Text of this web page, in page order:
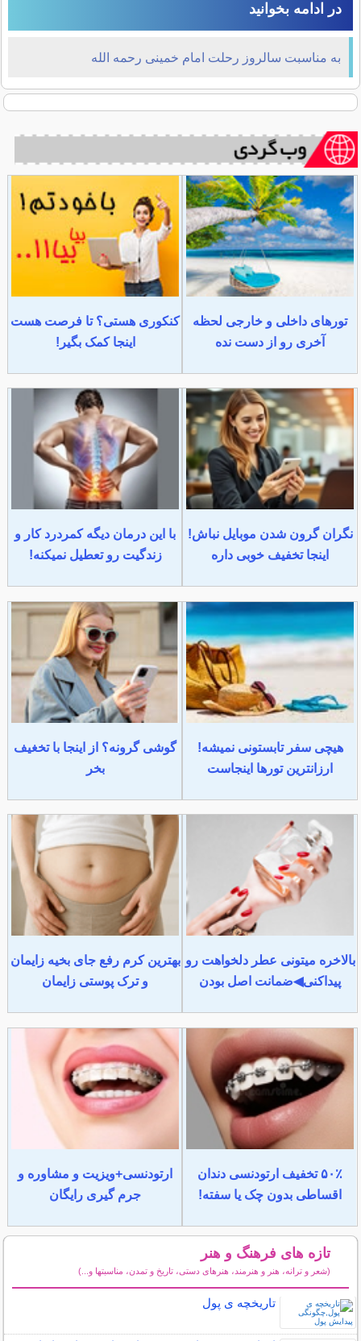
در ادامه بخوانید
به مناسبت سالروز رحلت امام خمینی رحمه الله
تورهای داخلی و خارجی لحظه
آخری رو از دست نده
کنکوری هستی؟ تا فرصت هست
اینجا کمک بگیر!
نگران گرون شدن موبایل نباش!
اینجا تخفیف خوبی داره
با این درمان دیگه کمردرد کار و
زندگیت رو تعطیل نمیکنه!
هیچی سفر تابستونی نمیشه!
ارزانترین تورها اینجاست
گوشی گرونه؟ از اینجا با تخغیف
بخر
بالاخره میتونی عطر دلخواهت رو
پیداکنی◀ضمانت اصل بودن
بهترین کرم رفع جای بخیه زایمان
و ترک پوستی زایمان
۵۰٪ تخفیف ارتودنسی دندان
اقساطی بدون چک یا سفته!
ارتودنسی+ویزیت و مشاوره و
جرم گیری رایگان
تازه های فرهنگ و هنر
(شعر و ترانه، هنر و هنرمند، هنرهای دستی، تاریخ و تمدن، مناسبتها و...)
تاریخچه ی پول